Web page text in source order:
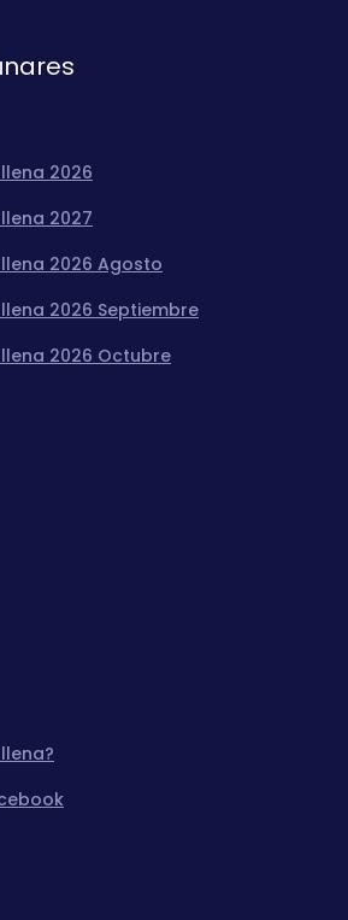
2026
2027
2026 Agosto
2026 Septiembre
2026 Octubre